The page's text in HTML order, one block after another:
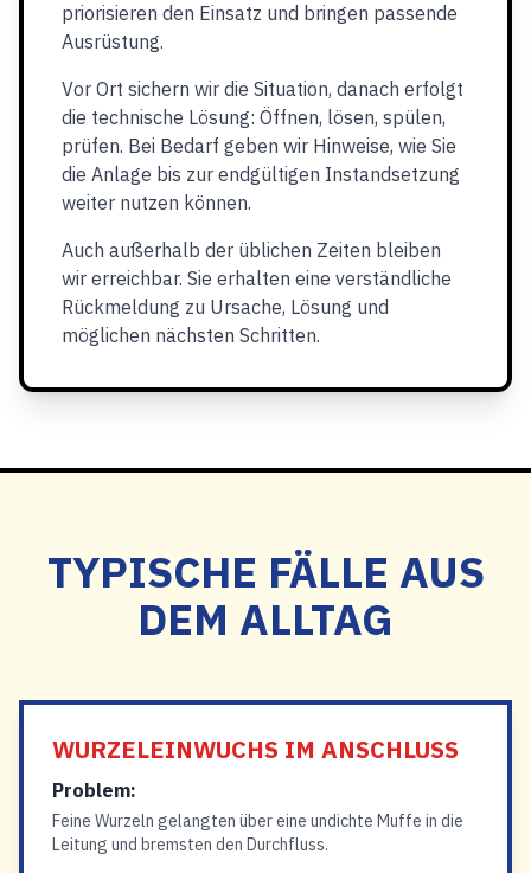
priorisieren den Einsatz und bringen passende
Ausrüstung.
Vor Ort sichern wir die Situation, danach erfolgt
die technische Lösung: Öffnen, lösen, spülen,
prüfen. Bei Bedarf geben wir Hinweise, wie Sie
die Anlage bis zur endgültigen Instandsetzung
weiter nutzen können.
Auch außerhalb der üblichen Zeiten bleiben
wir erreichbar. Sie erhalten eine verständliche
Rückmeldung zu Ursache, Lösung und
möglichen nächsten Schritten.
TYPISCHE FÄLLE AUS
DEM ALLTAG
WURZELEINWUCHS IM ANSCHLUSS
Problem:
Feine Wurzeln gelangten über eine undichte Muffe in die
Leitung und bremsten den Durchfluss.